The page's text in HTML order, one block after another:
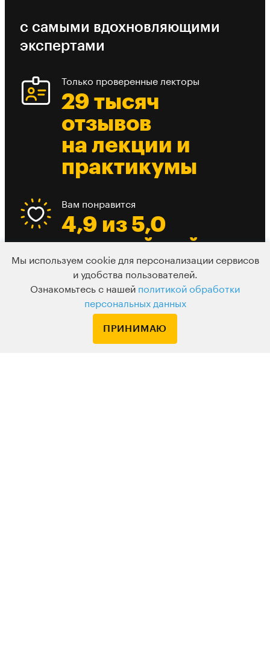
с самыми вдохновляющими
экспертами
Только проверенные лекторы
29 тысяч
отзывов
на лекции и
практикумы
Вам понравится
4,9 из 5,0
средний рейтинг
лекции
Есть из чего выбрать
До 10 разных
вебинаров в
Мы используем cookie для персонализации сервисов
и удобства пользователей.
Ознакомьтесь с нашей политикой обработки
персональных данных
ПРИНИМАЮ